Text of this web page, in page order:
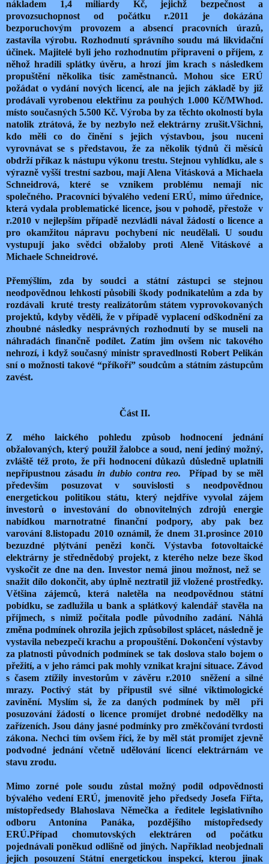
nákladem 1,4 miliardy Kč, jejichž bezpečnost a
provozsuchopnost od počátku r.2011 je dokázána
bezporuchovým provozem a absencí pracovních úrazů,
zastavila výrobu. Rozhodnutí správního soudu má likvidační
účinek. Majitelé byli jeho rozhodnutím připraveni o příjem, z
něhož hradili splátky úvěru, a hrozí jim krach s následkem
propuštění několika tisíc zaměstnanců. Mohou sice ERÚ
požádat o vydání nových licencí, ale na jejich základě by již
prodávali vyrobenou elektřinu za pouhých 1.000 Kč/MWhod.
místo současných 5.500 Kč. Výroba by za těchto okolností byla
natolik ztrátová, že by nezbylo než elektrárny zrušit.Všichni,
kdo měli co do činění s jejich výstavbou, jsou nuceni
vyrovnávat se s představou, že za několik týdnů či měsíců
obdrží příkaz k nástupu výkonu trestu. Stejnou vyhlídku, ale s
výrazně vyšší trestní sazbou, mají Alena Vitásková a Michaela
Schneidrová, které se vznikem problému nemají nic
společného. Pracovníci bývalého vedení ERÚ, mimo úřednice,
která vydala problematické licence, jsou v pohodě, přestože v
r.2010 v nejlepším případě nezvládli nával žádostí o licence a
pro okamžitou nápravu pochybení nic neudělali. U soudu
vystupují jako svědci obžaloby proti Aleně Vitáskové a
Michaele Schneidrové.
Přemýšlím, zda by soudci a státní zástupci se stejnou
neodpovědnou lehkostí působili škody podnikatelům a zda by
rozdávali kruté tresty realizátorům státem vyprovokovaných
projektů, kdyby věděli, že v případě vyplacení odškodnění za
zhoubné následky nesprávných rozhodnutí by se museli na
náhradách finančně podílet. Zatím jim ovšem nic takového
nehrozí, i když současný ministr spravedlnosti Robert Pelikán
sní o možnosti takové “příkoří” soudcům a státním zástupcům
zavést.
Část II.
Z mého laického pohledu způsob hodnocení jednání
obžalovaných, který použil žalobce a soud, není jediný možný,
zvláště též proto, že při hodnocení důkazů důsledně uplatnili
nepřípustnou zásaduin dubio contra reo. Případ by se měl
především posuzovat v souvislosti s neodpovědnou
energetickou politikou státu, který nejdříve vyvolal zájem
investorů o investování do obnovitelných zdrojů energie
nabídkou marnotratné finanční podpory, aby pak bez
varování 8.listopadu 2010 oznámil, že dnem 31.prosince 2010
bezuzdné plýtvání penězi končí. Výstavba fotovoltaické
elektrárny je střednědobý projekt, z kterého nelze beze škod
vyskočit ze dne na den. Investor nemá jinou možnost, než se
snažit dílo dokončit, aby úplně neztratil již vložené prostředky.
Většina zájemců, která naletěla na neodpovědnou státní
pobídku, se zadlužila u bank a splátkový kalendář stavěla na
příjmech, s nimiž počítala podle původního zadání. Náhlá
změna podmínek ohrozila jejich způsobilost splácet, následně je
vystavila nebezpečí krachu a propouštění. Dokončení výstavby
za platnosti původních podmínek se tak doslova stalo bojem o
přežití, a v jeho rámci pak mohly vznikat krajní situace. Závod
s časem ztížily investorům v závěru r.2010 sněžení a silné
mrazy. Poctivý stát by připustil své silné viktimologické
zavinění. Myslím si, že za daných podmínek by měl při
posuzování žádostí o licence promíjet drobné nedodělky na
zařízeních. Jsou dány jasné podmínky pro změkčování tvrdosti
zákona. Nechci tím ovšem říci, že by měl stát promíjet zjevně
podvodné jednání včetně udělování licencí elektrárnám ve
stavu zrodu.
Mimo zorné pole soudu zůstal možný podíl odpovědnosti
bývalého vedení ERÚ, jmenovitě jeho předsedy Josefa Fiřta,
místopředsedy Blahoslava Němečka a ředitele legislativního
odboru Antonína Panáka, pozdějšího místopředsedy
ERÚ.Případ chomutovských elektráren od počátku
pojednávali poněkud odlišně od jiných. Například neobjednali
jejich posouzení Státní energetickou inspekcí, kterou jinak